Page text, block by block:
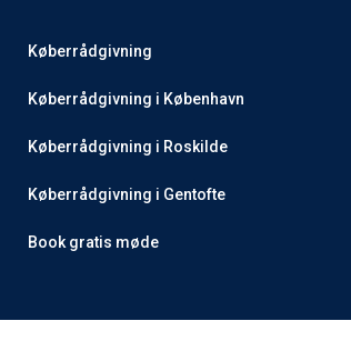
Køberrådgivning
Køberrådgivning i København
Køberrådgivning i Roskilde
Køberrådgivning i Gentofte
Book gratis møde